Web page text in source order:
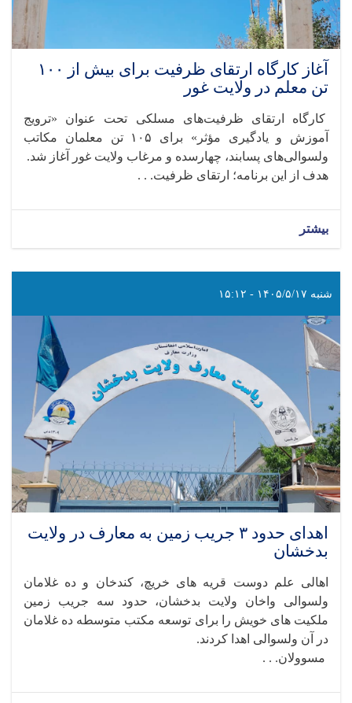
آغاز کارگاه ارتقای ظرفیت برای بیش از ۱۰۰
تن معلم در ولایت غور
کارگاه ارتقای ظرفیت‌های مسلکی تحت عنوان «ترویج
آموزش و یادگیری مؤثر» برای ۱۰۵ تن معلمان مکاتب
ولسوالی‌های پسابند، چهارسده و مرغاب ولایت غور آغاز شد.
هدف از این برنامه؛ ارتقای ظرفیت. . .
بیشتر
شنبه ۱۴۰۵/۵/۱۷ - ۱۵:۱۲
اهدای حدود ۳ جریب زمین به معارف در ولایت
بدخشان
اهالی علم‌ دوست قریه‌ های خریچ، کندخان و ده غلامان
ولسوالی واخان ولایت بدخشان، حدود سه جریب زمین
ملکیت های خویش را برای توسعه مکتب متوسطه ده غلامان
در آن ولسوالی اهدا کردند.
مسوولان. . .